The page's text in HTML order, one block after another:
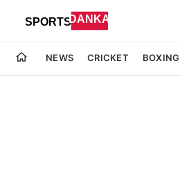
NEWS CRICKET BOXING